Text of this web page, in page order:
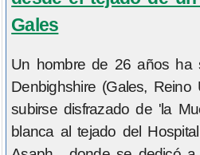
Gales
Un hombre de 26 años ha
Denbighshire (Gales,
subirse disfrazado de 'la
blanca al tejado del